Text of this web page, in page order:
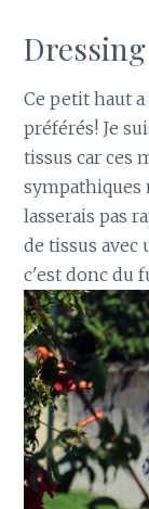
Dressing
Ce petit haut
préférés! Je
tissus car ces
sympathiques
lasserais pas
de tissus avec
c'est donc du